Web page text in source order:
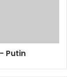
Putin